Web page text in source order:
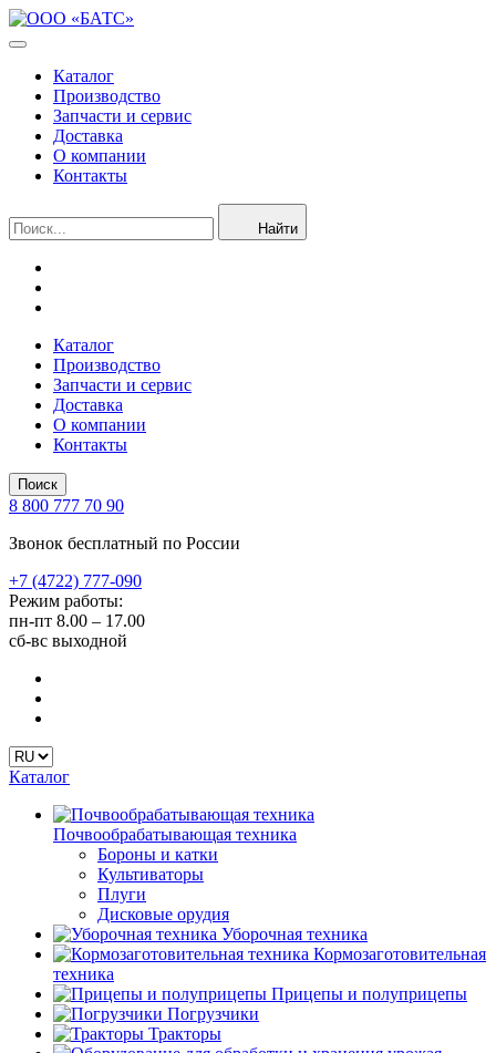
Каталог
Производство
Запчасти и сервис
Доставка
О компании
Контакты
Найти
Каталог
Производство
Запчасти и сервис
Доставка
О компании
Контакты
Поиск
8 800 777 70 90
Звонок бесплатный по России
+7 (4722) 777-090
Режим работы:
пн-пт 8.00 – 17.00
сб-вс выходной
Каталог
Почвообрабатывающая техника
Бороны и катки
Культиваторы
Плуги
Дисковые орудия
Уборочная техника
Кормозаготовительная
техника
Прицепы и полуприцепы
Погрузчики
Тракторы